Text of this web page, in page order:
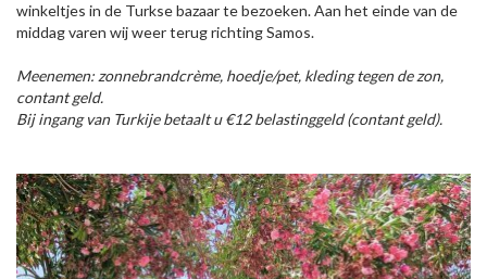
winkeltjes in de Turkse bazaar te bezoeken. Aan het einde van de
middag varen wij weer terug richting Samos.
Meenemen: zonnebrandcrème, hoedje/pet, kleding tegen de zon,
contant geld.
Bij ingang van Turkije betaalt u €12 belastinggeld (contant geld).